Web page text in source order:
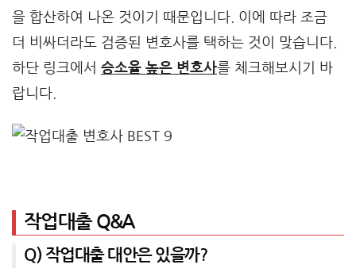
을 합산하여 나온 것이기 때문입니다. 이에 따라 조금
더 비싸더라도 검증된 변호사를 택하는 것이 맞습니다.
하단 링크에서 승소율 높은 변호사를 체크해보시기 바
랍니다.
작업대출 Q&A
Q) 작업대출 대안은 있을까?